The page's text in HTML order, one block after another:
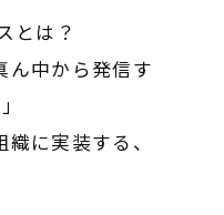
とは？
ん中から発信す
に実装する、